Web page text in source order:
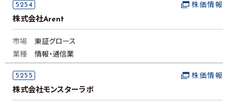
5254
株式会社Arent
株価情報
市場
東証グロース
業種
情報・通信業
5255
株式会社モンスターラボ
株価情報